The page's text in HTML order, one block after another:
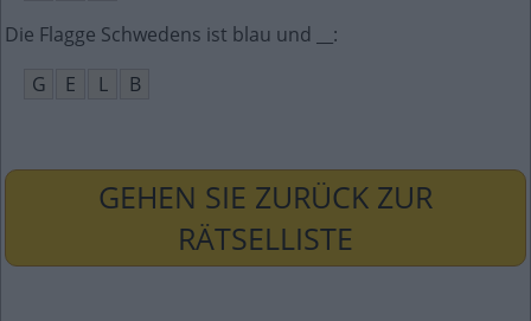
Die Flagge Schwedens ist blau und __ :
G
E L B
GEHEN SIE ZURÜCK ZUR
RÄTSELLISTE